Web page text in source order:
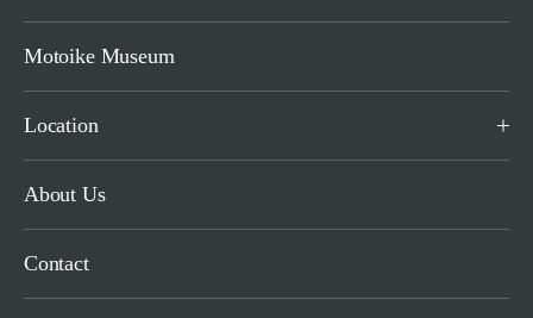
Motoike Museum
Location
About Us
Contact